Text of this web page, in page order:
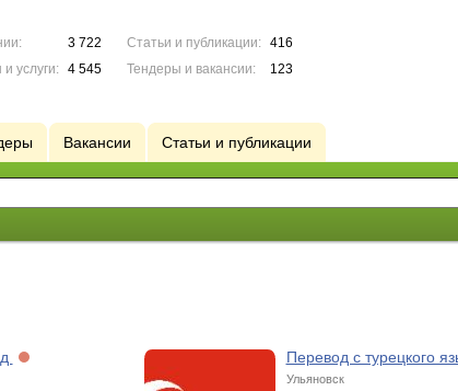
3 722
услуги:
4 545
Статьи и публикации:
416
Тендеры и вакансии:
123
Вакансии Статьи и публикации
Перевод с турецкого
Ульяновск